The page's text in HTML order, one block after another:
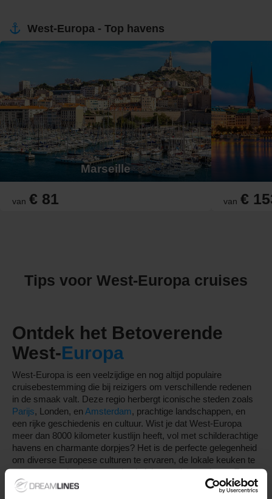
West-Europa - Top havens
Marseille
van € 81 van €
Tips voor West-Europa cruises
Ontdek het Betoverende
West-Europa
West-Europa is een veelzijdige en nog altijd populaire
cruisebestemming die bij reizigers om verschillende redenen
in de smaak valt. Deze regio herbergt iconische steden zoals
Parijs, Londen, en Amsterdam, prachtige landschappen, en
een rijke geschiedenis en cultuur. Wist je dat West-Europa
meer dan 8000 kilometer kustlijn heeft, vol met schilderachtige
havens en charmante dorpjes? Het is de perfecte gelegenheid
om diverse Europese culturen te ervaren, de lokale keuken te
proeven en adembenemende uitzichten te bewonderen. Een
cruise naar deze regio biedt de ultieme manier om
verschillende landen in één schitterende reis te ontdekken,